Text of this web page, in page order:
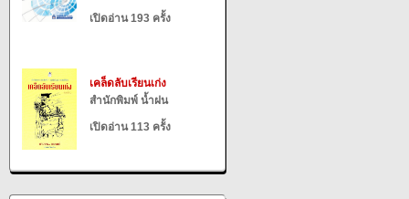
เปิดอ่าน 193 ครั้ง
เคล็ดลับเรียนเก่ง
สำนักพิมพ์ น้ำฝน
เปิดอ่าน 113 ครั้ง